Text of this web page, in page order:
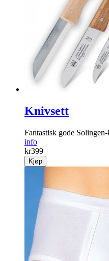
Knivsett
Fantastisk gode
info
kr399
Kjøp